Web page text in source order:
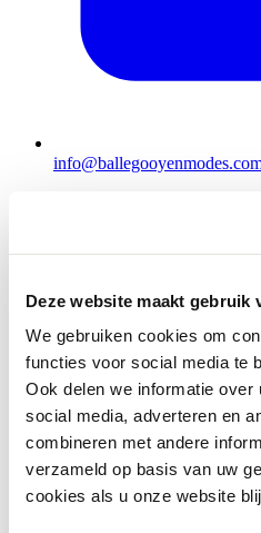
Deze website maakt gebruik
We gebruiken cookies om
functies voor social media te
Ook delen we informatie
social media, adverteren en
combineren met andere
verzameld op basis van uw
cookies als u onze website